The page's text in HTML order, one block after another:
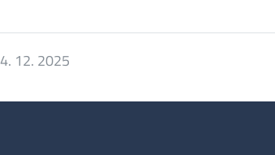
4. 12. 2025